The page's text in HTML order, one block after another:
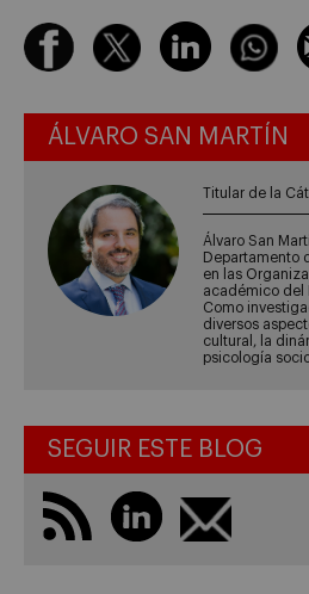
ÁLVARO SAN MARTÍN
Titular de la
Álvaro San
Departamento
en las
académico del
Como
diversos
cultural, la
psicología
SEGUIR ESTE BLOG